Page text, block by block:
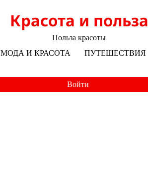
Красота и польза
Польза красоты
МОДА И КРАСОТА ПУТЕШЕСТВИЯ
Войти